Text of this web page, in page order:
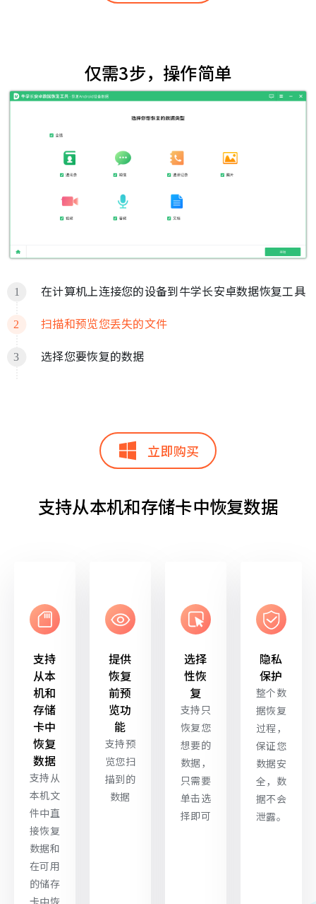
仅需3步，操作简单
在计算机上连接您的设备到牛学长安卓数据恢复工具
扫描和预览您丢失的文件
选择您要恢复的数据
立即购买
支持从本机和存储卡中恢复数据
支持
从本
机和
存储
卡中
恢复
数据
支持从
本机文
件中直
接恢复
数据和
在可用
的储存
提供
恢复
前预
览功
能
支持预
览您扫
描到的
数据
选择
性恢
复
支持只
恢复您
想要的
数据，
只需要
单击选
择即可
隐私
保护
整个数
据恢复
过程，
保证您
数据安
全，数
据不会
泄露。